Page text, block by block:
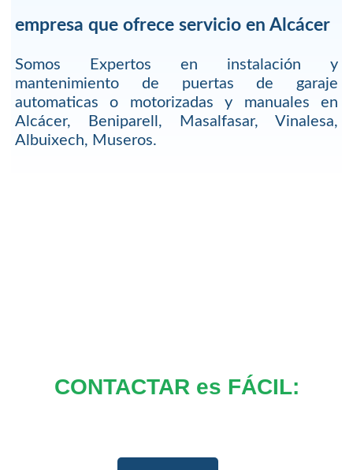
empresa que ofrece servicio en Alcácer
Somos Expertos en instalación y
mantenimiento de puertas de garaje
automaticas o motorizadas y manuales en
Alcácer, Beniparell, Masalfasar, Vinalesa,
Albuixech, Museros.
CONTACTAR es FÁCIL: